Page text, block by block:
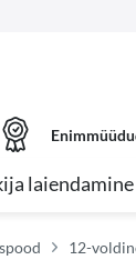
laiendamine
12-